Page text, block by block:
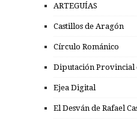
ARTEGUÍAS
Castillos de Aragón
Círculo Románico
Diputación Provincial
Ejea Digital
El Desván de Rafael